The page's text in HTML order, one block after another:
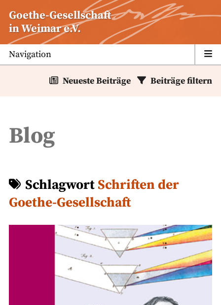
Inhalt
springen
Goethe-Gesellschaft
in Weimar e.V.
Navigation
Neueste Beiträge Beiträge filtern
Blog
Schlagwort Schriften der
Goethe-Gesellschaft